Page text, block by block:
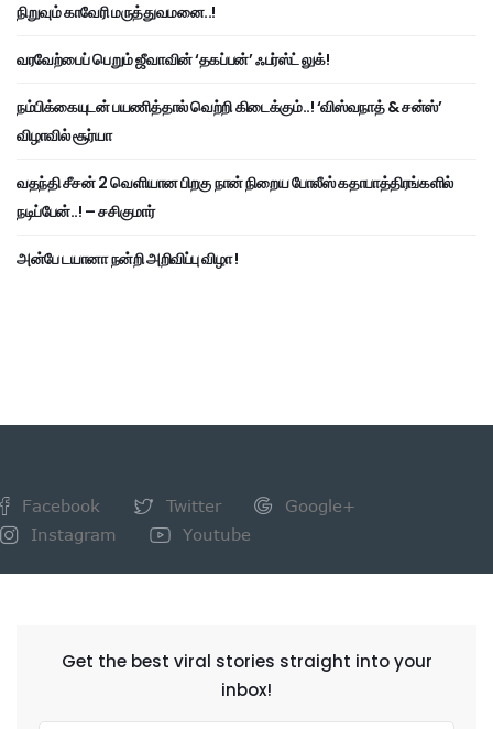
நிறுவும் காவேரி மருத்துவமனை..!
வரவேற்பைப் பெறும் ஜீவாவின் ‘தகப்பன்’ ஃபர்ஸ்ட் லுக்!
நம்பிக்கையுடன் பயணித்தால் வெற்றி கிடைக்கும்..! ‘விஸ்வநாத் & சன்ஸ்’
விழாவில் சூர்யா
வதந்தி சீசன் 2 வெளியான பிறகு நான் நிறைய போலீஸ் கதாபாத்திரங்களில்
நடிப்பேன்..! – சசிகுமார்
அன்பே டயானா நன்றி அறிவிப்பு விழா !
Facebook Twitter
Google+
Instagram
Youtube
Get the best viral stories straight into your
inbox!